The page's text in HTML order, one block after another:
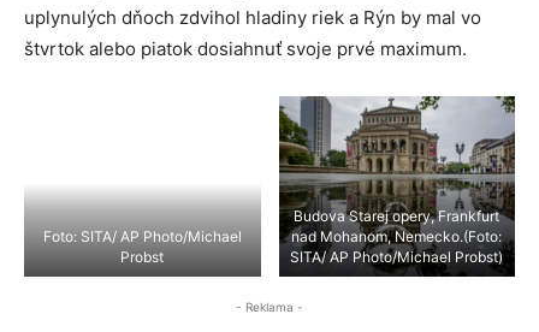
uplynulých dňoch zdvihol hladiny riek a Rýn by mal vo
štvrtok alebo piatok dosiahnuť svoje prvé maximum.
Foto: SITA/ AP Photo/Michael
Probst
Budova Starej opery, Frankfurt
nad Mohanom, Nemecko.(Foto:
SITA/ AP Photo/Michael Probst)
- Reklama -